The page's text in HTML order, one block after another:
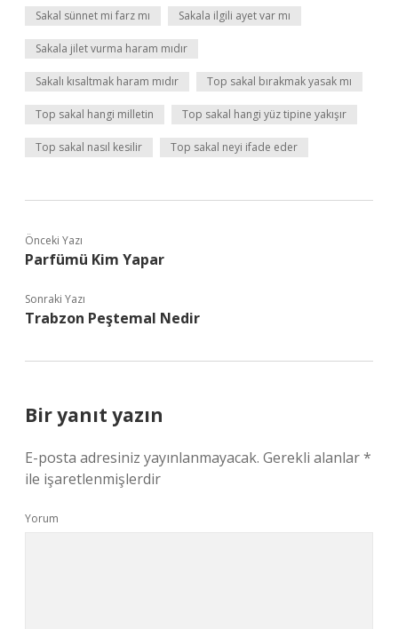
Sakal sünnet mi farz mı Sakala ilgili ayet var mı
Sakala jilet vurma haram mıdır
Sakalı kısaltmak haram mıdır Top sakal bırakmak yasak mı
Top sakal hangi milletin Top sakal hangi yüz tipine yakışır
Top sakal nasıl kesilir Top sakal neyi ifade eder
Önceki Yazı
Parfümü Kim Yapar
Sonraki Yazı
Trabzon Peştemal Nedir
Bir yanıt yazın
E-posta adresiniz yayınlanmayacak. Gerekli alanlar*
ile işaretlenmişlerdir
Yorum